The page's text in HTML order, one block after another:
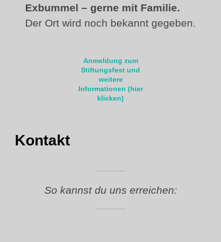
Exbummel – gerne mit Familie.
Der Ort wird noch bekannt gegeben.
Anmeldung zum
Stiftungsfest und
weitere
Informationen (hier
klicken)
Kontakt
So kannst du uns erreichen: